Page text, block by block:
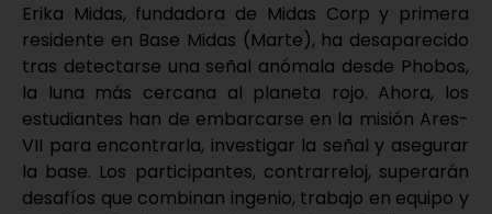
Erika Midas, fundadora de Midas Corp y primera
residente en Base Midas (Marte), ha desaparecido
tras detectarse una señal anómala desde Phobos,
la luna más cercana al planeta rojo. Ahora, los
estudiantes han de embarcarse en la misión Ares-
VII para encontrarla, investigar la señal y asegurar
la base. Los participantes, contrarreloj, superarán
desafíos que combinan ingenio, trabajo en equipo y